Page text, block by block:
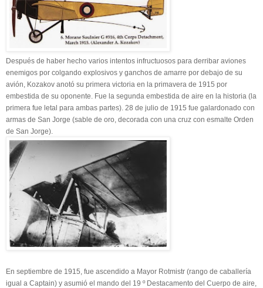
Después de haber hecho varios intentos infructuosos para derribar aviones
enemigos por colgando explosivos y ganchos de amarre por debajo de su
avión, Kozakov anotó su primera victoria en la primavera de 1915 por
embestida de su oponente. Fue la segunda embestida de aire en la historia (la
primera fue letal para ambas partes). 28 de julio de 1915 fue galardonado con
armas de San Jorge (sable de oro, decorada con una cruz con esmalte Orden
de San Jorge).
En septiembre de 1915, fue ascendido a Mayor Rotmistr (rango de caballería
igual a Сaptain) y asumió el mando del 19 º Destacamento del Cuerpo de aire,